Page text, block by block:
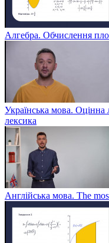
Алгебра. Обчислення
Українська мова. Оцінна
лексика
Англійська мова. The